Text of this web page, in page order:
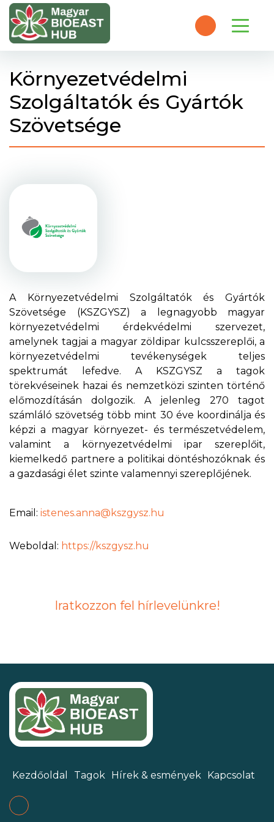
Környezetvédelmi
Szolgáltatók és Gyártók
Szövetsége
A Környezetvédelmi Szolgáltatók és Gyártók
Szövetsége (KSZGYSZ) a legnagyobb magyar
környezetvédelmi érdekvédelmi szervezet,
amelynek tagjai a magyar zöldipar kulcsszereplői, a
környezetvédelmi tevékenységek teljes
spektrumát lefedve. A KSZGYSZ a tagok
törekvéseinek hazai és nemzetközi szinten történő
előmozdításán dolgozik. A jelenleg 270 tagot
számláló szövetség több mint 30 éve koordinálja és
képzi a magyar környezet- és természetvédelem,
valamint a környezetvédelmi ipar szereplőit,
kiemelkedő partnere a politikai döntéshozóknak és
a gazdasági élet szinte valamennyi szereplőjének.
Email: istenes.anna@kszgysz.hu
Weboldal: https://kszgysz.hu
Iratkozzon fel hírlevelünkre!
Kezdőoldal Tagok Hírek & esmények Kapcsolat